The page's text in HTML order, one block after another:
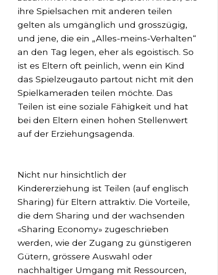
ihre Spielsachen mit anderen teilen
gelten als umgänglich und grosszügig,
und jene, die ein „Alles-meins-Verhalten“
an den Tag legen, eher als egoistisch. So
ist es Eltern oft peinlich, wenn ein Kind
das Spielzeugauto partout nicht mit den
Spielkameraden teilen möchte. Das
Teilen ist eine soziale Fähigkeit und hat
bei den Eltern einen hohen Stellenwert
auf der Erziehungsagenda.
Nicht nur hinsichtlich der
Kindererziehung ist Teilen (auf englisch
Sharing) für Eltern attraktiv. Die Vorteile,
die dem Sharing und der wachsenden
«Sharing Economy» zugeschrieben
werden, wie der Zugang zu günstigeren
Gütern, grössere Auswahl oder
nachhaltiger Umgang mit Ressourcen,